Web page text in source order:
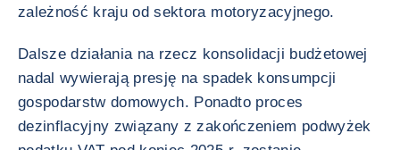
zależność kraju od sektora motoryzacyjnego.
Dalsze działania na rzecz konsolidacji budżetowej
nadal wywierają presję na spadek konsumpcji
gospodarstw domowych. Ponadto proces
dezinflacyjny związany z zakończeniem podwyżek